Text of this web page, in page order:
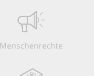
Menschen­rechte